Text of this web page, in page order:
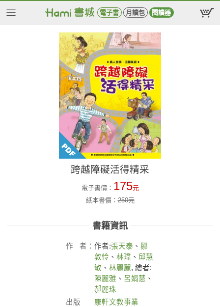
電子書 月讀包 閱讀器
跨越障礙活得精采
電子書價： 175元
紙本書價：250元
書籍資訊
作 者： 作者:張天泰 、 鄒
敦怜 、 林瑋 、 邱慧
敏 、 林麗麗, 繪者:
陳麗雅 、 呂娟慧 、
郝麗珠
出版
康軒文教事業